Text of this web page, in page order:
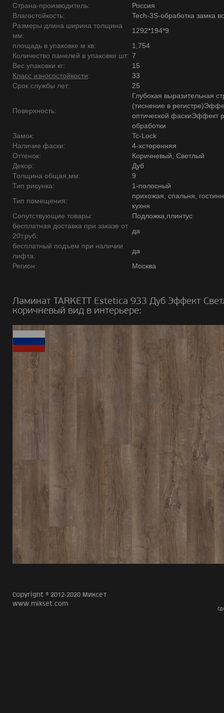
Страна-производитель:
Россия
Влагостойкость:
Tech-3S-обработка замка
Размеры длина ширина толщина
мм:
1292*194*9
площадь в упаковке м кв:
1,754
Количество панелей в упаковке шт: 7
Вес упаковки кг:
15
Класс износостойкости:
33
Срок службы лет:
25
Поверхность:
Глубокая выразительная
(тиснение в
оптической фаскиЭффект
обработки
Замок:
Tc-Lock
Наличие фаски:
4-хсторонняя
Оттенок:
Коричневый, Светлый
Декор:
Дуб
Толщина общая,мм:
9
Тип рисунка:
1-полосный
Тип помещения:
прихожая, спальня,
кухня
Сопутствующие товары:
Подложка,плинтус
бесплатная доставка при заказе от
20т.руб:
да
бесплатный подъем при наличии
лифта:
да
Регион:
Москва
Ламинат TARKETT Estetica 933 Дуб Эффект
коричневый вид в интерьере:
Copyright © 2012-2020 Миксет
www.mikset.com